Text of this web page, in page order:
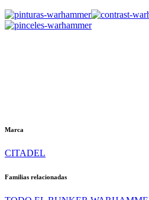
Marca
CITADEL
Familias relacionadas